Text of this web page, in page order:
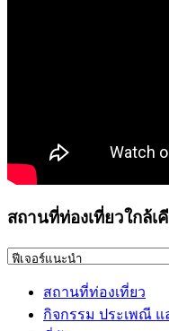
สถานที่ท่องเที่ยวใกล้เ
สถานที่ท่องเที่ยว
กิจกรรม ประเพณี